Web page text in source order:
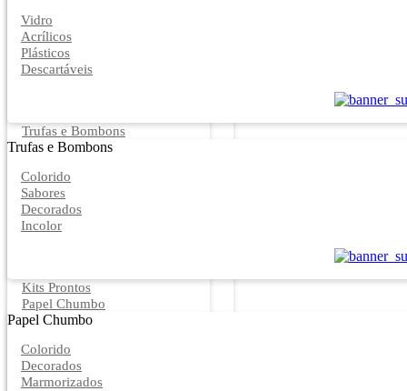
Vidro
Acrílicos
Plásticos
Descartáveis
Trufas e Bombons
Trufas e Bombons
Colorido
Sabores
Decorados
Incolor
Kits Prontos
Papel Chumbo
Papel Chumbo
Colorido
Decorados
Marmorizados